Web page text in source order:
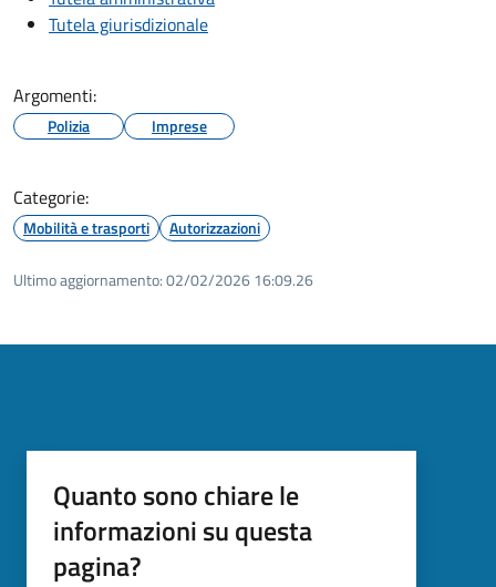
Tutela giurisdizionale
Argomenti:
Polizia Imprese
Categorie:
Mobilità e trasporti Autorizzazioni
Ultimo aggiornamento:02/02/2026 16:09.26
Quanto sono chiare le
informazioni su questa
pagina?